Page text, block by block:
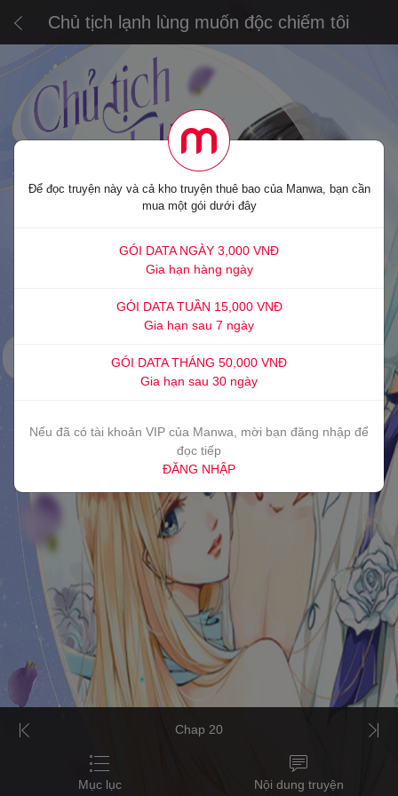
Chủ tịch lạnh lùng muốn độc chiếm tôi
Chap 20
Mục lục Nội dung truyện
Để đọc truyện này và cả kho truyện thuê bao của Manwa, bạn cần
mua một gói dưới đây
GÓI DATA NGÀY 3,000 VNĐ
Gia hạn hàng ngày
GÓI DATA TUẦN 15,000 VNĐ
Gia hạn sau 7 ngày
GÓI DATA THÁNG 50,000 VNĐ
Gia hạn sau 30 ngày
Nếu đã có tài khoản VIP của Manwa, mời bạn đăng nhập để
đọc tiếp
ĐĂNG NHẬP